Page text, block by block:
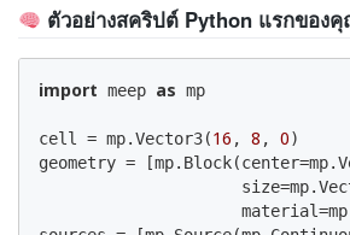
ตัวอย่างสคริปต์ Python แรกของ
import meep as mp
cell = mp.Vector3(16 , 8 , 0)
geometry =